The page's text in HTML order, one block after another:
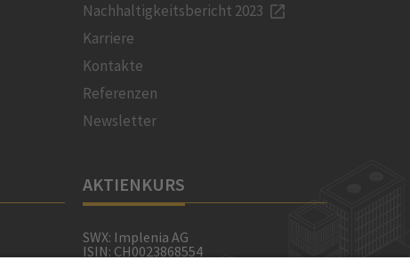
Nachhaltigkeitsbericht 2023
Karriere
Kontakte
Referenzen
Newsletter
AKTIENKURS
SWX: Implenia AG
ISIN: CH0023868554